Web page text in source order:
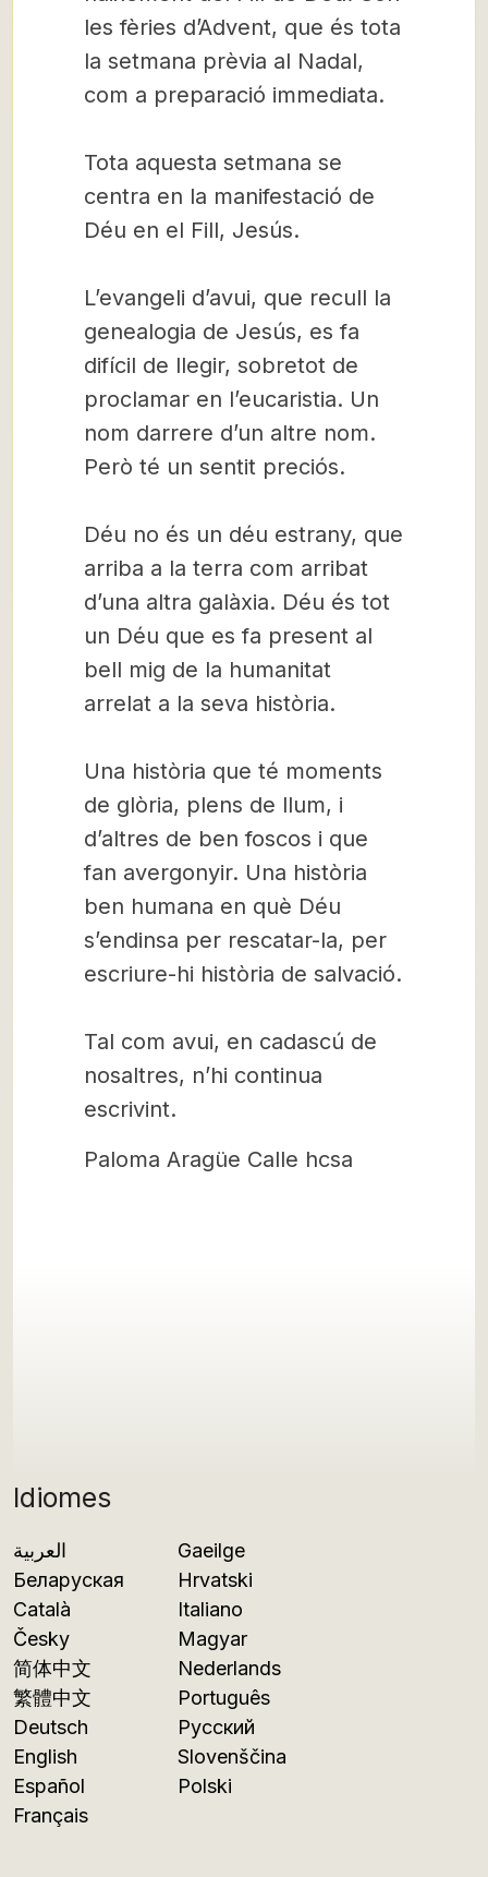
Idiomes
العربية
Беларуская
Català
Česky
简体中文
繁體中文
Deutsch
English
Español
Français
Gaeilge
Hrvatski
Italiano
Magyar
Nederlands
Português
Русский
Slovenščina
Polski
les fèries d’Advent, que és tota
la setmana prèvia al Nadal,
com a preparació immediata.
Tota aquesta setmana se
centra en la manifestació de
Déu en el Fill, Jesús.
L’evangeli d’avui, que recull la
genealogia de Jesús, es fa
difícil de llegir, sobretot de
proclamar en l’eucaristia. Un
nom darrere d’un altre nom.
Però té un sentit preciós.
Déu no és un déu estrany, que
arriba a la terra com arribat
d’una altra galàxia. Déu és tot
un Déu que es fa present al
bell mig de la humanitat
arrelat a la seva història.
Una història que té moments
de glòria, plens de llum, i
d’altres de ben foscos i que
fan avergonyir. Una història
ben humana en què Déu
s’endinsa per rescatar-la, per
escriure-hi història de salvació.
Tal com avui, en cadascú de
nosaltres, n’hi continua
escrivint.
Paloma Aragüe Calle hcsa